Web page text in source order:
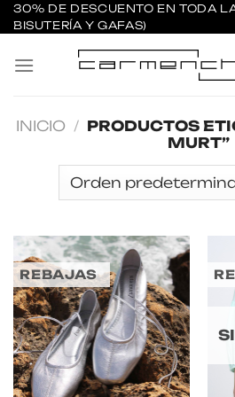
Saltar
al
contenido
30% DE DESCUENTO EN TODA
BISUTERÍA Y GAFAS)
INICIO / PRODUCTOS
MURT”
REBAJAS